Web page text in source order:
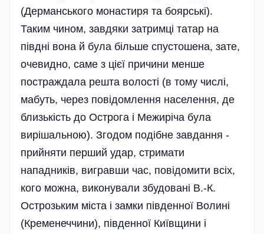
(Дерманського монастиря та боярські).
Таким чином, завдяки затримці татар на
півдні вона й була більше спустошена, зате,
очевидно, саме з цієї причини менше
постраждала решта волості (в тому числі,
мабуть, через повідомлення населення, де
близькість до Острога і Межиріча була
вирішальною). Згодом подібне завдання -
прийняти перший удар, стримати
нападників, вигравши час, повідомити всіх,
кого можна, виконували збудовані В.-К.
Острозьким міста і замки південної Волині
(Кременеччини), південної Київщини і